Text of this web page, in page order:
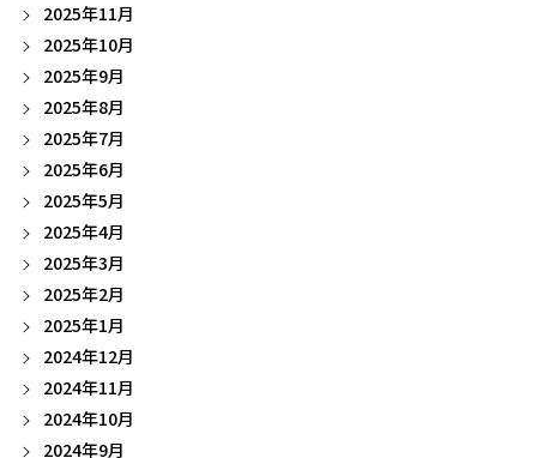
2025年11月
2025年10月
2025年9月
2025年8月
2025年7月
2025年6月
2025年5月
2025年4月
2025年3月
2025年2月
2025年1月
2024年12月
2024年11月
2024年10月
2024年9月